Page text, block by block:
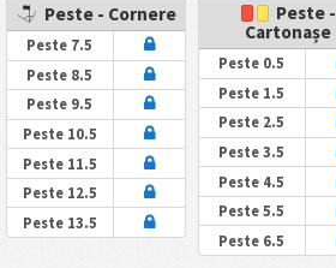
Peste - Cornere
Peste 7.5
Peste 8.5
Peste 9.5
Peste 10.5
Peste 11.5
Peste 12.5
Peste 13.5
Peste -
Cartonașe
Peste 0.5
Peste 1.5
Peste 2.5
Peste 3.5
Peste 4.5
Peste 5.5
Peste 6.5